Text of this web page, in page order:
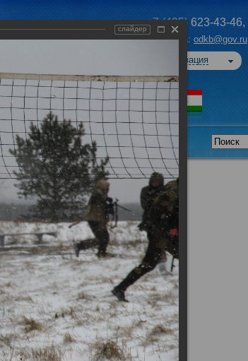
+7 (495) 623-43-46,
Эл. почта: odkb@gov.ru
Авторизация
председательства
сил ОДКБ в ходе учения
слайдер